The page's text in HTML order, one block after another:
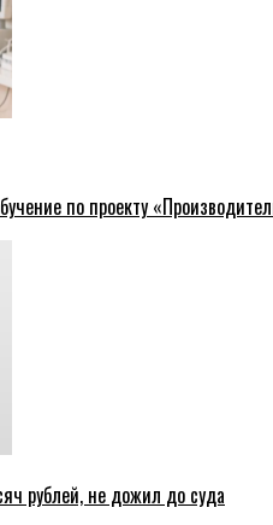
по проекту
рублей, не дожил до суда